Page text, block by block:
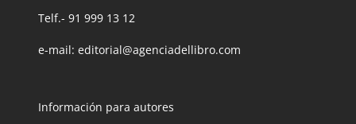
Telf.- 91 999 13 12
e-mail: editorial@agenciadellibro.com
Información para autores